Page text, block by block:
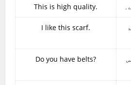
This is high quality.
I like this scarf.
Do you have belts?